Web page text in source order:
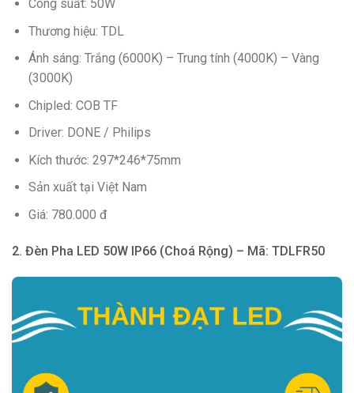
Công suất: 50W
Thương hiệu: TDL
Ánh sáng: Trắng (6000K) – Trung tính (4000K) – Vàng
(3000K)
Chipled: COB TF
Driver: DONE / Philips
Kích thước: 297*246*75mm
Sản xuất tại Việt Nam
Giá: 780.000 đ
2. Đèn Pha LED 50W IP66 (Choá Rộng) – Mã: TDLFR50